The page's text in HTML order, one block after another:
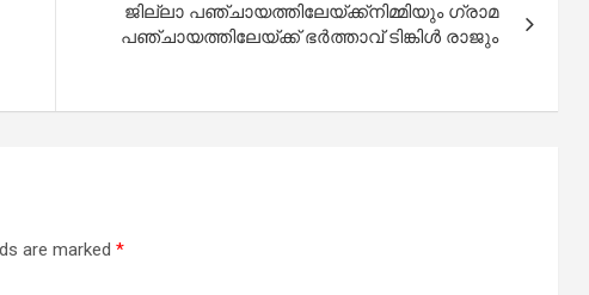
ജില്ലാ പഞ്ചായത്തിലേയ്ക്ക്നിമ്മിയും ഗ്രാമ
പഞ്ചായത്തിലേയ്ക്ക് ഭർത്താവ് ടിങ്കിൾ രാജും
are marked *